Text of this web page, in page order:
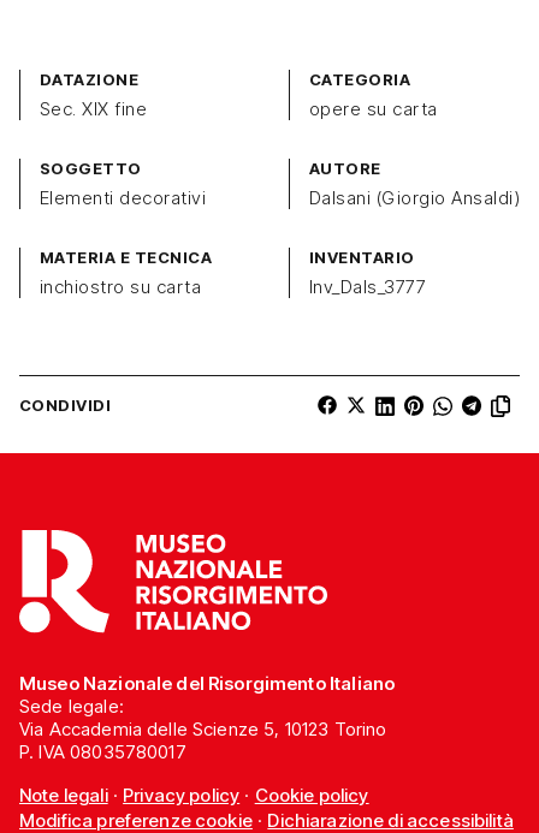
DATAZIONE
Sec. XIX fine
CATEGORIA
opere su carta
SOGGETTO
Elementi decorativi
AUTORE
Dalsani (Giorgio Ansaldi)
MATERIA E TECNICA
inchiostro su carta
INVENTARIO
Inv_Dals_3777
CONDIVIDI
Museo Nazionale del Risorgimento Italiano
Sede legale:
Via Accademia delle Scienze 5, 10123 Torino
P. IVA 08035780017
Note legali· Privacy policy · Cookie policy
Modifica preferenze cookie· Dichiarazione di accessibilità